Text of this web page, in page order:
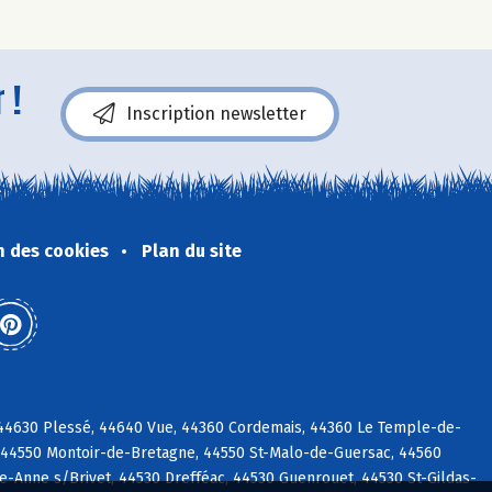
! Inscription newsletter
des cookies Plan du site
Plessé, 44640 Vue, 44360 Cordemais, 44360 Le Temple-de-
Montoir-de-Bretagne, 44550 St-Malo-de-Guersac, 44560
Anne s/Brivet, 44530 Drefféac, 44530 Guenrouet, 44530 St-Gildas-